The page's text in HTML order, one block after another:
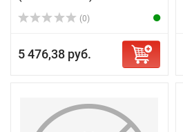
(0)
5 476,38 руб.